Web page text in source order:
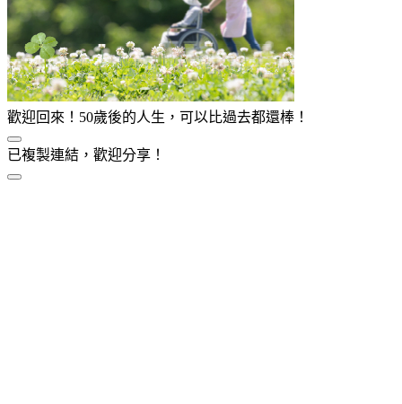
歡迎回來！50歲後的人生，可以比過去都還棒！
已複製連結，歡迎分享！